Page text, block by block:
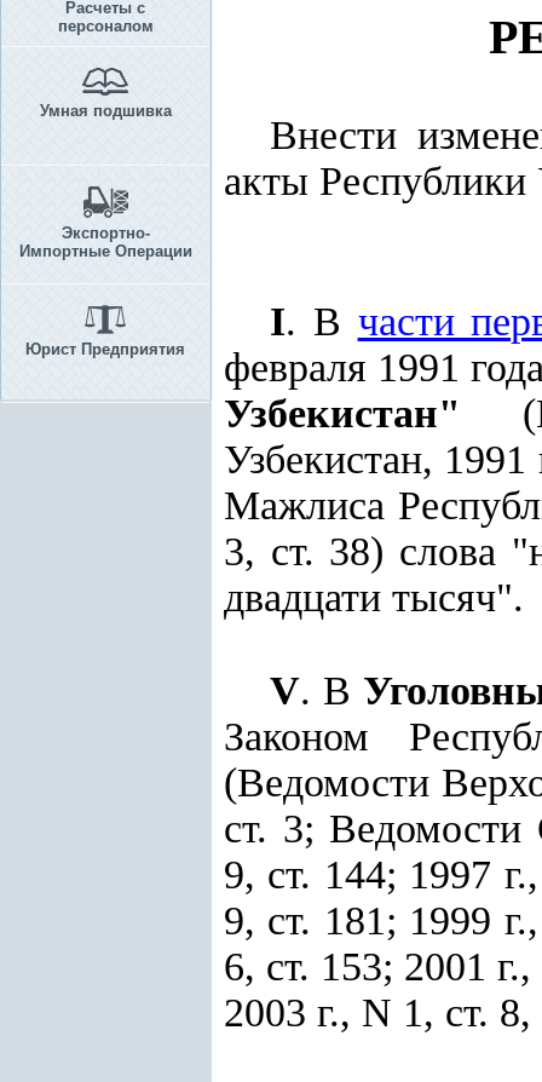
Расчеты с
персоналом
Умная подшивка
Экспортно-
Импортные Операции
Юрист Предприятия
Внести
акты Республики
I. В части
февраля 1991
Узбекистан"
Узбекистан,
Мажлиса
3, ст. 38) слова
двадцати тысяч".
V. В
Законом
(Ведомости
ст. 3;
9, ст. 144; 1997
9, ст. 181; 1999
6, ст. 153; 2001
2003 г., N 1, ст.